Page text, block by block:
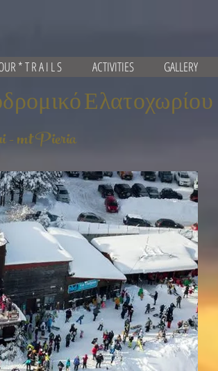
Ελατοχωρίου
Pieria
* T R A I L S ACTIVITIES GALLERY